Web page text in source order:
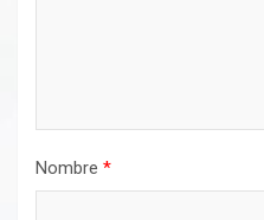
Nombre *